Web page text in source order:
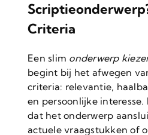
Criteria
Een slim onderwerp
begint bij het afwegen
criteria: relevantie,
en persoonlijke
dat het onderwerp
actuele vraagstukken of